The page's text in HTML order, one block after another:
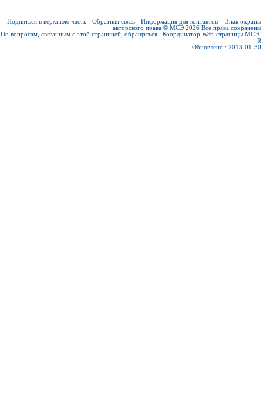
Подняться в верхнюю часть - Обратная связь - Информация для контактов - Знак охраны
авторского права © МСЭ 2026 Все права сохранены
По вопросам, связанным с этой страницей, обращаться : Координатор Web-страницы МСЭ-
R
Обновлено : 2013-01-30